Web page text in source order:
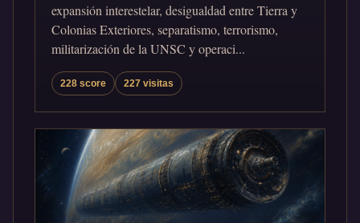
expansión interestelar, desigualdad entre Tierra y
Colonias Exteriores, separatismo, terrorismo,
militarización de la UNSC y operaci...
228 score 227 visitas